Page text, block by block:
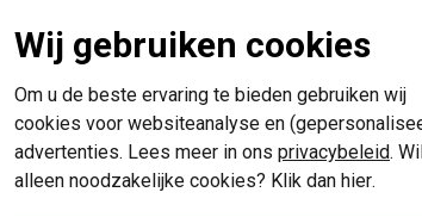
Wij gebruiken cookies
Om u de beste ervaring te bieden gebruiken wij
cookies voor websiteanalyse en
advertenties. Lees meer in ons privacybeleid.
alleen noodzakelijke cookies? Klik dan hier.